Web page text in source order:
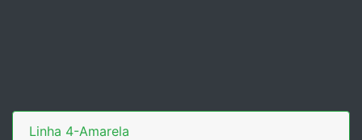
Linha 4-Amarela